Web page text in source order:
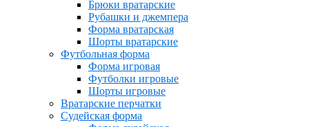
Брюки вратарские
Рубашки и джемпера
Форма вратарская
Шорты вратарские
Футбольная форма
Форма игровая
Футболки игровые
Шорты игровые
Вратарские перчатки
Судейская форма